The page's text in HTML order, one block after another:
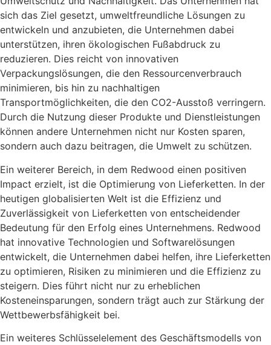
sich das Ziel gesetzt, umweltfreundliche Lösungen zu
entwickeln und anzubieten, die Unternehmen dabei
unterstützen, ihren ökologischen Fußabdruck zu
reduzieren. Dies reicht von innovativen
Verpackungslösungen, die den Ressourcenverbrauch
minimieren, bis hin zu nachhaltigen
Transportmöglichkeiten, die den CO2-Ausstoß verringern.
Durch die Nutzung dieser Produkte und Dienstleistungen
können andere Unternehmen nicht nur Kosten sparen,
sondern auch dazu beitragen, die Umwelt zu schützen.
Ein weiterer Bereich, in dem Redwood einen positiven
Impact erzielt, ist die Optimierung von Lieferketten. In der
heutigen globalisierten Welt ist die Effizienz und
Zuverlässigkeit von Lieferketten von entscheidender
Bedeutung für den Erfolg eines Unternehmens. Redwood
hat innovative Technologien und Softwarelösungen
entwickelt, die Unternehmen dabei helfen, ihre Lieferketten
zu optimieren, Risiken zu minimieren und die Effizienz zu
steigern. Dies führt nicht nur zu erheblichen
Kosteneinsparungen, sondern trägt auch zur Stärkung der
Wettbewerbsfähigkeit bei.
Ein weiteres Schlüsselelement des Geschäftsmodells von